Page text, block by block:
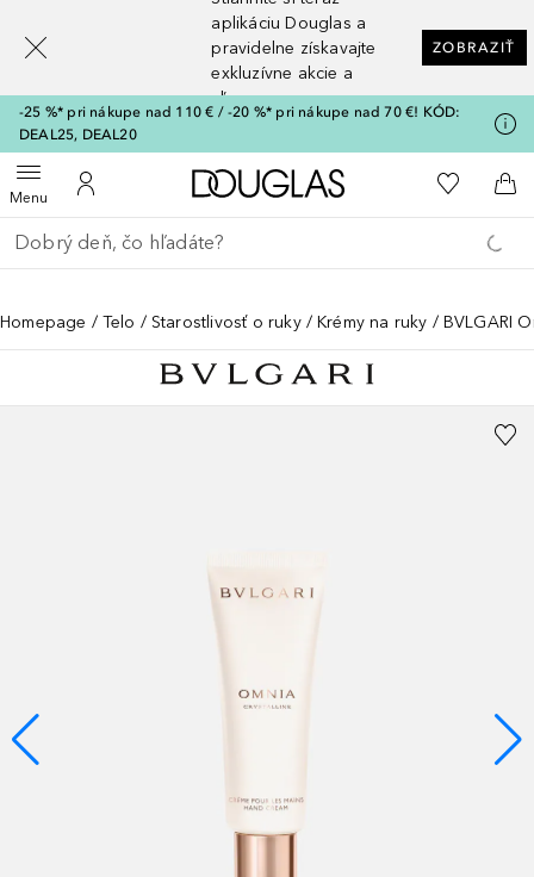
aplikáciu Douglas a
pravidelne získavajte
exkluzívne akcie a
zľavy
ZOBRAZIŤ
-25 %* pri nákupe nad 110 € / -20 %* pri nákupe nad 70 €! KÓD:
DEAL25, DEAL20
MenuOtvoriť menuDo môjho účtu
Domov Do môjho
Do
Choď späť
Vykonajte vyhľadávanie
Homepage Telo Starostlivosť o ruky Krémy na ruky BVLGARI
[navigation.slideout.screenreader]